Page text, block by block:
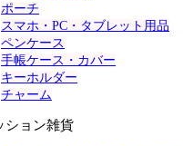
ポーチ
スマホ・PC・タブレット用品
ペンケース
手帳ケース・カバー
キーホルダー
チャーム
ション雑貨